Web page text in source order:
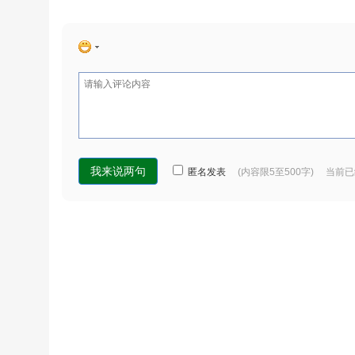
匿名发表 (内容限5至500字) 当前已